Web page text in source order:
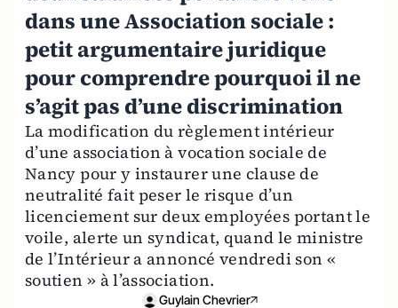
dans une Association sociale :
petit argumentaire juridique
pour comprendre pourquoi il ne
s’agit pas d’une discrimination
La modification du règlement intérieur
d’une association à vocation sociale de
Nancy pour y instaurer une clause de
neutralité fait peser le risque d’un
licenciement sur deux employées portant le
voile, alerte un syndicat, quand le ministre
de l’Intérieur a annoncé vendredi son «
soutien » à l’association.
Guylain Chevrier